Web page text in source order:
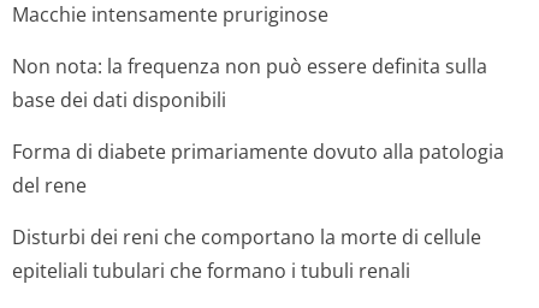
Macchie intensamente pruriginose
Non nota: la frequenza non può essere definita sulla
base dei dati disponibili
Forma di diabete primariamente dovuto alla patologia
del rene
Disturbi dei reni che comportano la morte di cellule
epiteliali tubulari che formano i tubuli renali